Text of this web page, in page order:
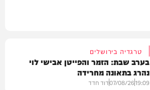
טרגדיה בירושלים
בערב שבת: הזמר והפייטן אבישי לוי
נהרג בתאונה מחרידה
19:09
07/08/26דוד חדד